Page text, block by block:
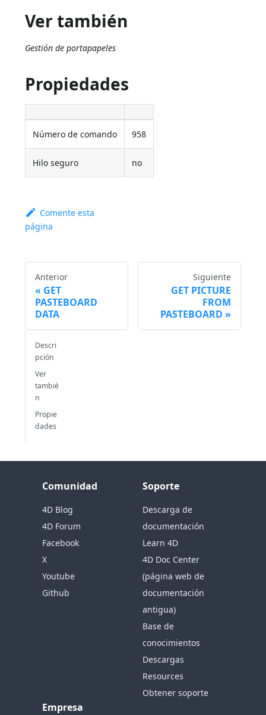
Ver también
Gestión de portapapeles
Propiedades
Número de comando 958
Hilo seguro no
Comente esta
página
Anterior
GET
PASTEBOARD
DATA
Siguiente
GET PICTURE
FROM
PASTEBOARD
Descri
pción
Ver
tambié
n
Propie
dades
Comunidad
4D Blog
4D Forum
Facebook
X
Youtube
Github
Soporte
Descarga de
documentación
Learn 4D
4D Doc Center
(página web de
documentación
antigua)
Base de
conocimientos
Descargas
Resources
Obtener soporte
Empresa